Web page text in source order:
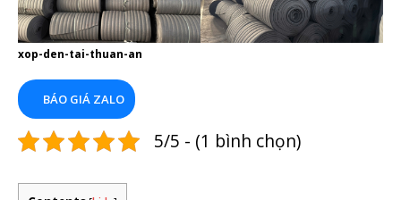
xop-den-tai-thuan-an
BÁO GIÁ ZALO
5/5 - (1 bình chọn)